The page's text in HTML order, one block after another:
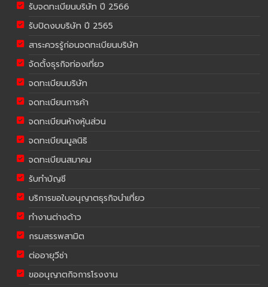
รับจดทะเบียนบริษัท ปี 2566
รับปิดงบบริษัท ปี 2565
สาระควรรู้ก่อนจดทะเบียนบริษัท
จัดตั้งธุรกิจท่องเที่ยว
จดทะเบียนบริษัท
จดทะเบียนการค้า
จดทะเบียนห้างหุ้นส่วน
จดทะเบียนมูลนิธิ
จดทะเบียนสมาคม
รับทำบัญชี
บริการขอใบอนุญาตธุรกิจนำเที่ยว
ทำงานต่างด้าว
กรมสรรพสามิต
ต่ออายุวีซ่า
ขออนุญาตกิจการโรงงาน